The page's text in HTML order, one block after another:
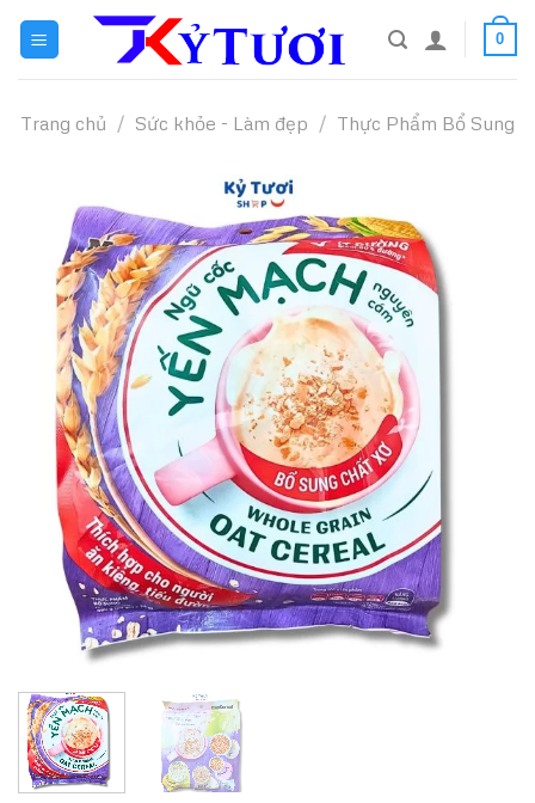
content
0
Trang chủ / Sức khỏe - Làm đẹp / Thực Phẩm Bổ Sung